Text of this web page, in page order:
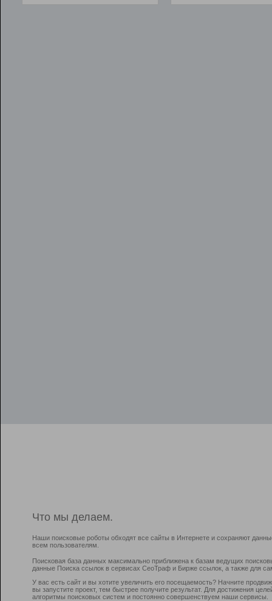
Что мы делаем.
Наши поисковые роботы обходят все сайты в Интернете и сохраняют
всем пользователям.
Поисковая база данных максимально приближена к базам ведущих
данные Поиска ссылок в сервисах СеоТраф и Бирже ссылок, а также для
У вас есть сайт и вы хотите увеличить его посещаемость? Начните
вы запустите проект, тем быстрее получите результат. Для достижения
алгоритмы поисковых систем и постоянно совершенствуем наши сервисы.